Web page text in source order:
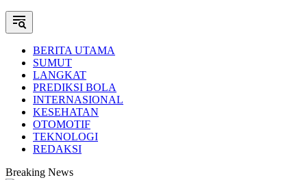
BERITA UTAMA
SUMUT
LANGKAT
PREDIKSI BOLA
INTERNASIONAL
KESEHATAN
OTOMOTIF
TEKNOLOGI
REDAKSI
Breaking News